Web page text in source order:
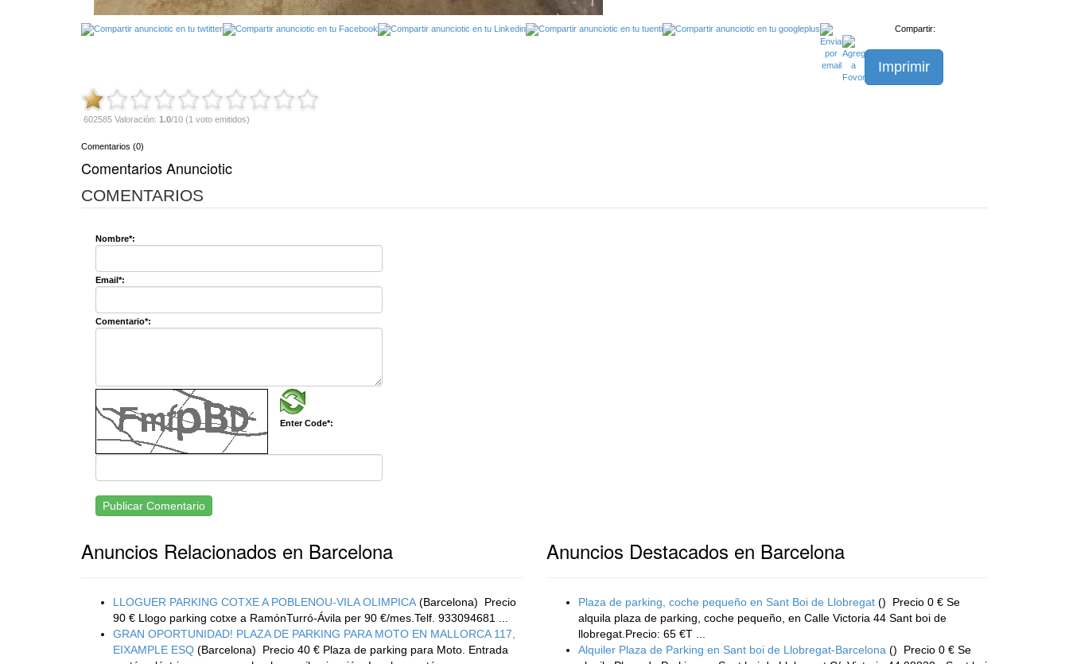
Compartir:
Imprimir
602585 Valoración: 1.0/10 (1 voto emitidos)
Comentarios (0)
Comentarios Anunciotic
COMENTARIOS
Nombre*:
Email*:
Comentario*:
Enter Code*:
Publicar Comentario
Anuncios Relacionados en Barcelona
LLOGUER PARKING COTXE A POBLENOU-VILA OLIMPICA (Barcelona)
Precio
90 € Llogo parking cotxe a RamónTurró-Ávila per 90 €/mes.Telf. 933094681 ...
GRAN OPORTUNIDAD! PLAZA DE PARKING PARA MOTO EN MALLORCA 117,
EIXAMPLE ESQ (Barcelona)
Precio 40 € Plaza de parking para Moto. Entrada
Anuncios Destacados en Barcelona
Plaza de parking, coche pequeño en Sant Boi de Llobregat ()
Precio 0 € Se
alquila plaza de parking, coche pequeño, en Calle Victoria 44 Sant boi de
llobregat.Precio: 65 €T ...
Alquiler Plaza de Parking en Sant boi de Llobregat-Barcelona ()
Precio 0 € Se